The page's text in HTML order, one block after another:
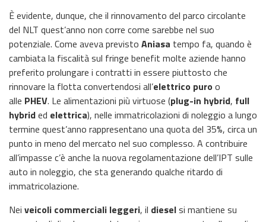
È evidente, dunque, che il rinnovamento del parco circolante
del NLT quest’anno non corre come sarebbe nel suo
potenziale. Come aveva previsto Aniasa tempo fa, quando è
cambiata la fiscalità sul fringe benefit molte aziende hanno
preferito prolungare i contratti in essere piuttosto che
rinnovare la flotta convertendosi all’elettrico puro o
alle PHEV. Le alimentazioni più virtuose (plug-in hybrid, full
hybrided elettrica), nelle immatricolazioni di noleggio a lungo
termine quest’anno rappresentano una quota del 35%, circa un
punto in meno del mercato nel suo complesso. A contribuire
all’impasse c’è anche la nuova regolamentazione dell’IPT sulle
auto in noleggio, che sta generando qualche ritardo di
immatricolazione.
Nei veicoli commerciali leggeri, il dieselsi mantiene su